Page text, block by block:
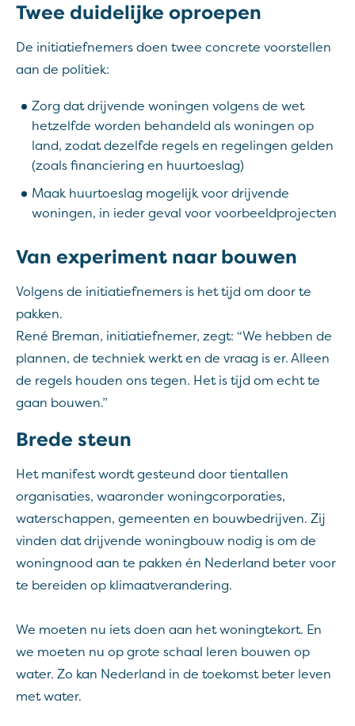
Twee duidelijke oproepen
De initiatiefnemers doen twee concrete voorstellen
aan de politiek:
Zorg dat drijvende woningen volgens de wet
hetzelfde worden behandeld als woningen op
land, zodat dezelfde regels en regelingen gelden
(zoals financiering en huurtoeslag)
Maak huurtoeslag mogelijk voor drijvende
woningen, in ieder geval voor voorbeeldprojecten
Van experiment naar bouwen
Volgens de initiatiefnemers is het tijd om door te
pakken.
René Breman, initiatiefnemer, zegt: “We hebben de
plannen, de techniek werkt en de vraag is er. Alleen
de regels houden ons tegen. Het is tijd om echt te
gaan bouwen.”
Brede steun
Het manifest wordt gesteund door tientallen
organisaties, waaronder woningcorporaties,
waterschappen, gemeenten en bouwbedrijven. Zij
vinden dat drijvende woningbouw nodig is om de
woningnood aan te pakken én Nederland beter voor
te bereiden op klimaatverandering.
We moeten nu iets doen aan het woningtekort. En
we moeten nu op grote schaal leren bouwen op
water. Zo kan Nederland in de toekomst beter leven
met water.